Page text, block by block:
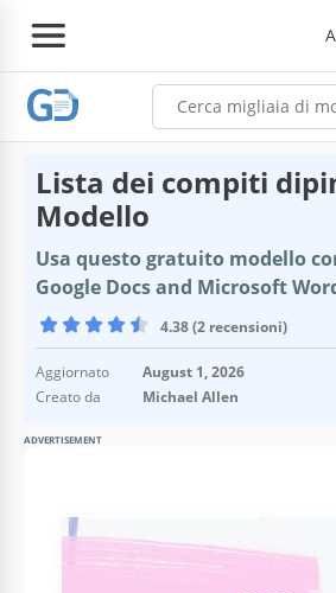
Lista dei compiti
Modello
Usa questo gratuito modello
Google Docs and Microsoft
4.38 (2 recensioni)
Aggiornato
August 1, 2026
Creato da
Michael Allen
ADVERTISEMENT